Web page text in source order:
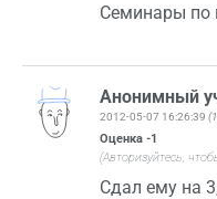
Семинары по
Анонимный
2012-05-07 16:26:39
Оценка -1
(Авторизуйтесь,
Сдал ему на